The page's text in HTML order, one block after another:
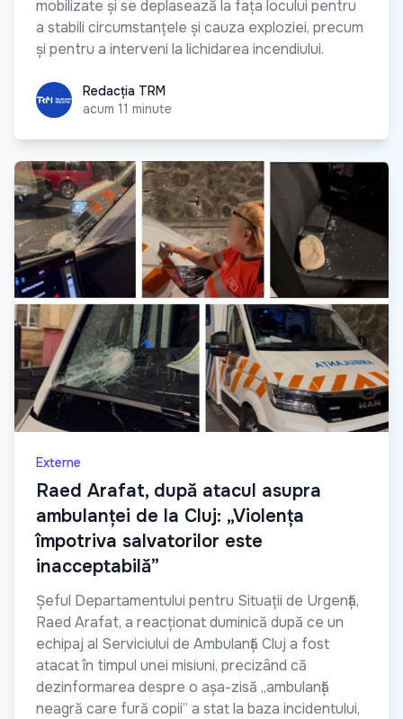
mobilizate și se deplasează la fața locului pentru
a stabili circumstanțele și cauza exploziei, precum
și pentru a interveni la lichidarea incendiului.
Redacția TRM
Redacția TRM
acum 11 minute
Externe
Raed Arafat, după atacul asupra
ambulanței de la Cluj: „Violența
împotriva salvatorilor este
inacceptabilă”
Șeful Departamentului pentru Situații de Urgență,
Raed Arafat, a reacționat duminică după ce un
echipaj al Serviciului de Ambulanță Cluj a fost
atacat în timpul unei misiuni, precizând că
dezinformarea despre o așa-zisă „ambulanță
neagră care fură copii” a stat la baza incidentului,